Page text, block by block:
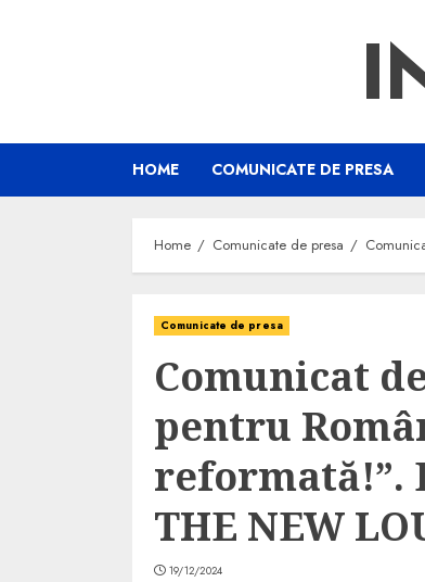
HOME COMUNICATE DE PRESA
Home Comunicate de presa
Comunicate de presa
Comunicat
pentru
reformată!”.
THE NEW
19/12/2024